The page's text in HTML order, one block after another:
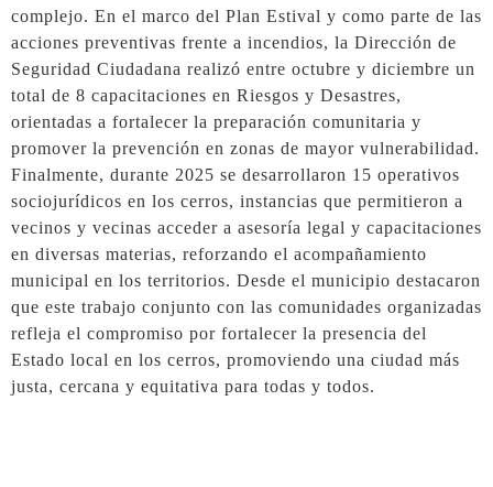
complejo. En el marco del Plan Estival y como parte de las
acciones preventivas frente a incendios, la Dirección de
Seguridad Ciudadana realizó entre octubre y diciembre un
total de 8 capacitaciones en Riesgos y Desastres,
orientadas a fortalecer la preparación comunitaria y
promover la prevención en zonas de mayor vulnerabilidad.
Finalmente, durante 2025 se desarrollaron 15 operativos
sociojurídicos en los cerros, instancias que permitieron a
vecinos y vecinas acceder a asesoría legal y capacitaciones
en diversas materias, reforzando el acompañamiento
municipal en los territorios. Desde el municipio destacaron
que este trabajo conjunto con las comunidades organizadas
refleja el compromiso por fortalecer la presencia del
Estado local en los cerros, promoviendo una ciudad más
justa, cercana y equitativa para todas y todos.